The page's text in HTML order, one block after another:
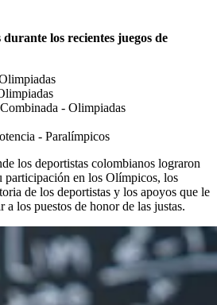
los recientes juegos de
- Olimpiadas
- Paralímpicos
los deportistas colombianos lograron
participación en los Olímpicos, los
de los deportistas y los apoyos que le
a los puestos de honor de las justas.